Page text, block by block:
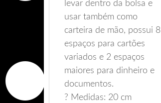
levar dentro da bolsa e
usar também como
carteira de mão, possui 8
espaços para cartões
variados e 2 espaços
maiores para dinheiro e
documentos.
? Medidas: 20 cm